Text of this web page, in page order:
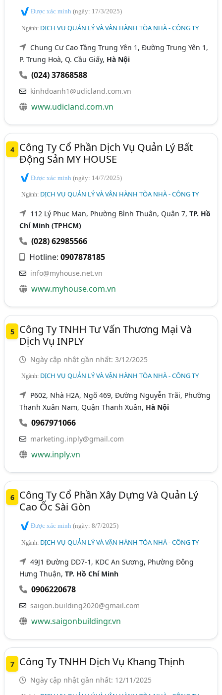
Được xác minh(ngày: 17/3/2025)
Ngành: DỊCH VỤ QUẢN LÝ VÀ VẬN HÀNH TÒA NHÀ - CÔNG TY
Chung Cư Cao Tầng Trung Yên 1, Đường Trung Yên 1,
P. Trung Hoà, Q. Cầu Giấy, Hà Nội
(024) 37868588
kinhdoanh1@udicland.com.vn
www.udicland.com.vn
4
Công Ty Cổ Phần Dịch Vụ Quản Lý Bất
Động Sản MY HOUSE
Được xác minh(ngày: 14/7/2025)
Ngành: DỊCH VỤ QUẢN LÝ VÀ VẬN HÀNH TÒA NHÀ - CÔNG TY
112 Lý Phục Man, Phường Bình Thuận, Quận 7,TP. Hồ
Chí Minh (TPHCM)
(028) 62985566
Hotline:0907878185
info@myhouse.net.vn
www.myhouse.com.vn
5
Công Ty TNHH Tư Vấn Thương Mại Và
Dịch Vụ INPLY
Ngày cập nhật gần nhất: 3/12/2025
Ngành: DỊCH VỤ QUẢN LÝ VÀ VẬN HÀNH TÒA NHÀ - CÔNG TY
P602, Nhà H2A, Ngõ 469, Đường Nguyễn Trãi, Phường
Thanh Xuân Nam, Quận Thanh Xuân, Hà Nội
0967971066
marketing.inply@gmail.com
www.inply.vn
6
Công Ty Cổ Phần Xây Dựng Và Quản Lý
Cao Ốc Sài Gòn
Được xác minh(ngày: 8/7/2025)
Ngành: DỊCH VỤ QUẢN LÝ VÀ VẬN HÀNH TÒA NHÀ - CÔNG TY
49J1 Đường DD7-1, KDC An Sương, Phường Đông
Hưng Thuận,TP. Hồ Chí Minh
0906220678
saigon.building2020@gmail.com
www.saigonbuildingr.vn
7 Công Ty TNHH Dịch Vụ Khang Thịnh
Ngày cập nhật gần nhất: 12/11/2025